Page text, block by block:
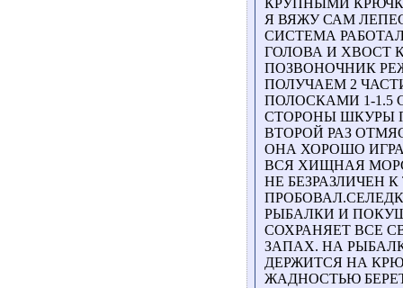
КРУПНЫМИ
Я ВЯЖУ САМ
СИСТЕМА
ГОЛОВА И ХВОСТ
ПОЗВОНОЧНИК
ПОЛУЧАЕМ 2
ПОЛОСКАМИ 1-1.5
СТОРОНЫ ШКУРЫ
ВТОРОЙ РАЗ
ОНА ХОРОШО
ВСЯ ХИЩНАЯ
НЕ БЕЗРАЗЛИЧЕН
РЫБАЛКИ И
СОХРАНЯЕТ ВСЕ
ЗАПАХ. НА
ДЕРЖИТСЯ НА
ЖАДНОСТЬЮ